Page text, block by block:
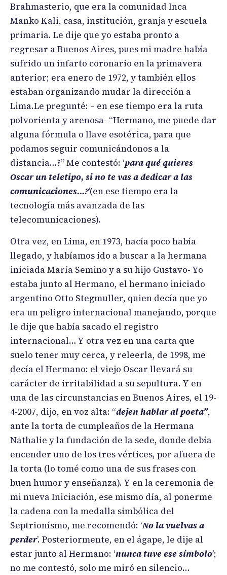
Brahmasterio, que era la comunidad Inca
Manko Kali, casa, institución, granja y escuela
primaria. Le dije que yo estaba pronto a
regresar a Buenos Aires, pues mi madre había
sufrido un infarto coronario en la primavera
anterior; era enero de 1972, y también ellos
estaban organizando mudar la dirección a
Lima.Le pregunté: – en ese tiempo era la ruta
polvorienta y arenosa- “Hermano, me puede dar
alguna fórmula o llave esotérica, para que
podamos seguir comunicándonos a la
distancia…?” Me contestó: ‘para qué quieres
Oscar un teletipo, si no te vas a dedicar a las
comunicaciones…?’(en ese tiempo era la
tecnología más avanzada de las
telecomunicaciones).
Otra vez, en Lima, en 1973, hacía poco había
llegado, y habíamos ido a buscar a la hermana
iniciada María Semino y a su hijo Gustavo- Yo
estaba junto al Hermano, el hermano iniciado
argentino Otto Stegmuller, quien decía que yo
era un peligro internacional manejando, porque
le dije que había sacado el registro
internacional… Y otra vez en una carta que
suelo tener muy cerca, y releerla, de 1998, me
decía el Hermano: el viejo Oscar llevará su
carácter de irritabilidad a su sepultura. Y en
una de las circunstancias en Buenos Aires, el 19-
4-2007, dijo, en voz alta: “dejen hablar al poeta”,
ante la torta de cumpleaños de la Hermana
Nathalie y la fundación de la sede, donde debía
encender uno de los tres vértices, por afuera de
la torta (lo tomé como una de sus frases con
buen humor y enseñanza). Y en la ceremonia de
mi nueva Iniciación, ese mismo día, al ponerme
la cadena con la medalla simbólica del
Septrionísmo, me recomendó: ‘No la vuelvas a
perder’. Posteriormente, en el ágape, le dije al
estar junto al Hermano: ‘nunca tuve ese símbolo’;
no me contestó, solo me miró en silencio…